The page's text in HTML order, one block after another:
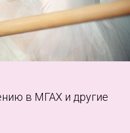
в МГАХ и другие